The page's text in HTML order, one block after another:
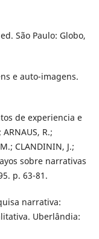
São Paulo: Globo,
e auto-imagens.
de experiencia e
R.;
CLANDININ, J.;
sobre narrativas
p. 63-81.
narrativa:
Uberlândia: